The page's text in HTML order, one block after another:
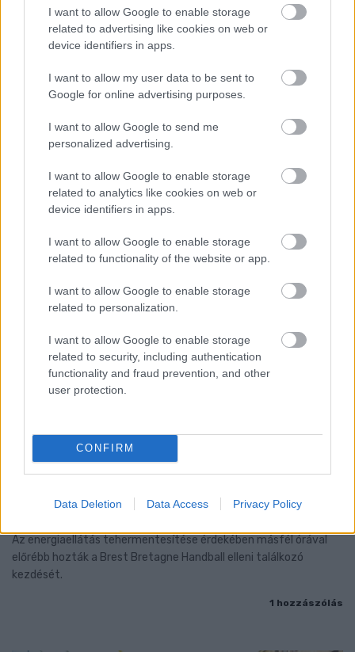
I want to allow Google to enable storage
related to advertising like cookies on web or
device identifiers in apps.
I want to allow my user data to be sent to
Google for online advertising purposes.
I want to allow Google to send me
personalized advertising.
I want to allow Google to enable storage
related to analytics like cookies on web or
device identifiers in apps.
I want to allow Google to enable storage
related to functionality of the website or app.
I want to allow Google to enable storage
related to personalization.
I want to allow Google to enable storage
related to security, including authentication
functionality and fraud prevention, and other
user protection.
CONFIRM
Data Deletion Data Access Privacy Policy
A BAROKK ÖSSZES ÁRNYALATA ÉS MÉG EGY SOR
KIVÁLÓ PROGRAM VÁR MINDENKIT EZEN A HÉTVÉGÉN
GYŐRBEN
Középpontban a hagyományőrzés, de lesz Pogány Induló és
Majka koncert, jóga szeánsz, “borhajózás” és egy csomó minden
ENERGIATAKARÉKOSSÁG: KORÁBBAN KEZDŐDIK
A GYŐRI AUDI ETO KC PÉNTEKI FELKÉSZÜLÉSI
MÉRKŐZÉSE
Az energiaellátás tehermentesítése érdekében másfél órával
előrébb hozták a Brest Bretagne Handball elleni találkozó
kezdését.
1 hozzászólás